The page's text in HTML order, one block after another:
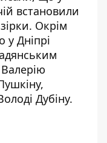
встановили
. Окрім
Дніпрі
,
Дубіну.